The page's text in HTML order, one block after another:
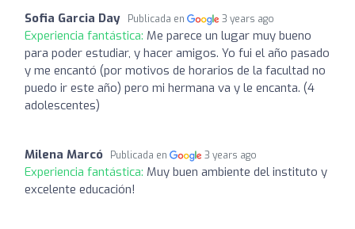
Sofia Garcia Day Publicada en 3 years ago
Experiencia fantástica: Me parece un lugar muy bueno
para poder estudiar, y hacer amigos. Yo fui el año pasado
y me encantó (por motivos de horarios de la facultad no
puedo ir este año) pero mi hermana va y le encanta. (4
adolescentes)
Milena Marcó Publicada en 3 years ago
Experiencia fantástica: Muy buen ambiente del instituto y
excelente educación!